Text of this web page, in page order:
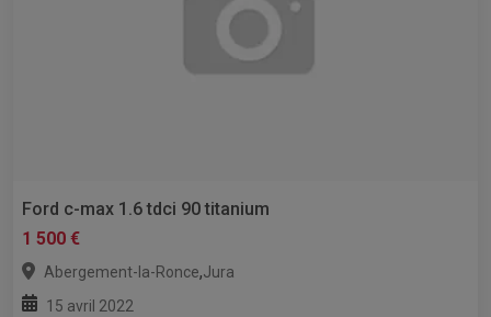
Ford c-max 1.6 tdci 90 titanium
1 500 €
Abergement-la-Ronce,Jura
15 avril 2022